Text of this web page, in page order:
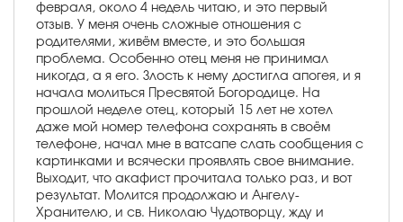
февраля, около 4 недель читаю, и это первый
отзыв. У меня очень сложные отношения с
родителями, живём вместе, и это большая
проблема. Особенно отец меня не принимал
никогда, а я его. Злость к нему достигла апогея, и я
начала молиться Пресвятой Богородице. На
прошлой неделе отец, который 15 лет не хотел
даже мой номер телефона сохранять в своём
телефоне, начал мне в ватсапе слать сообщения с
картинками и всячески проявлять свое внимание.
Выходит, что акафист прочитала только раз, и вот
результат. Молится продолжаю и Ангелу-
Хранителю, и св. Николаю Чудотворцу, жду и